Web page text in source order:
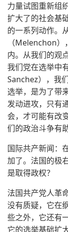
力量试图重新组
扩大了的社会基
的一系列动作。
（Melenchon
内。从我们的观
我们党在选举中
Sanchez），我
选举，是为了带
发动进攻，只有
会，才可能有改
们的政治斗争有
国际共产新闻：
加了。法国的极
是取得政权？
法国共产党人革
没有质疑，它在
些之外，它还有
它的选举基础扩